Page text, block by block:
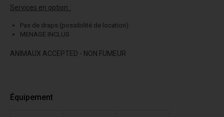
Services en option :
Pas de draps (possibilité de location).
MENAGE INCLUS
ANIMAUX ACCEPTED - NON FUMEUR
Équipement